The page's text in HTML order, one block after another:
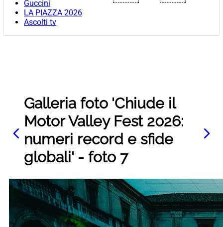
Guccini
LA PIAZZA 2026
Ascolti tv
Galleria foto 'Chiude il
Motor Valley Fest 2026:
numeri record e sfide
globali' - foto 7